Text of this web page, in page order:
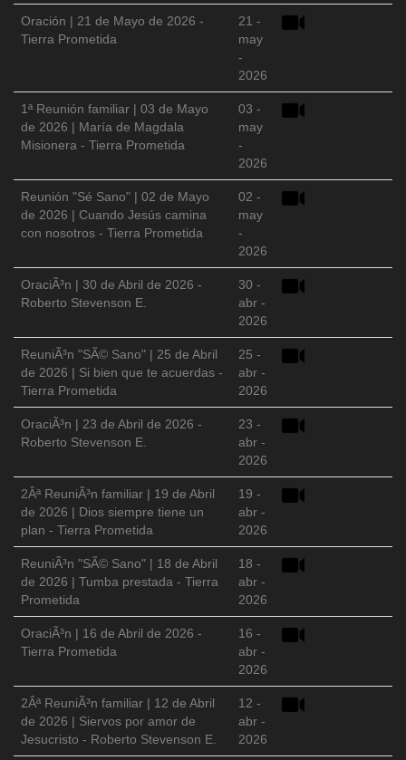
Oración | 21 de Mayo de 2026 -
Tierra Prometida
21 -
may
-
2026
1ª Reunión familiar | 03 de Mayo
de 2026 | María de Magdala
Misionera - Tierra Prometida
03 -
may
-
2026
Reunión "Sé Sano" | 02 de Mayo
de 2026 | Cuando Jesús camina
con nosotros - Tierra Prometida
02 -
may
-
2026
OraciÃ³n | 30 de Abril de 2026 -
Roberto Stevenson E.
30 -
abr -
2026
ReuniÃ³n "SÃ© Sano" | 25 de Abril
de 2026 | Si bien que te acuerdas -
Tierra Prometida
25 -
abr -
2026
OraciÃ³n | 23 de Abril de 2026 -
Roberto Stevenson E.
23 -
abr -
2026
2Âª ReuniÃ³n familiar | 19 de Abril
de 2026 | Dios siempre tiene un
plan - Tierra Prometida
19 -
abr -
2026
ReuniÃ³n "SÃ© Sano" | 18 de Abril
de 2026 | Tumba prestada - Tierra
Prometida
18 -
abr -
2026
OraciÃ³n | 16 de Abril de 2026 -
Tierra Prometida
16 -
abr -
2026
2Âª ReuniÃ³n familiar | 12 de Abril
de 2026 | Siervos por amor de
Jesucristo - Roberto Stevenson E.
12 -
abr -
2026